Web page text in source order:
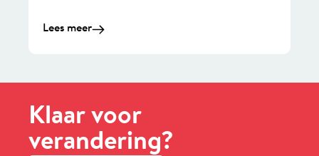
Lees meer
Klaar voor
verandering?